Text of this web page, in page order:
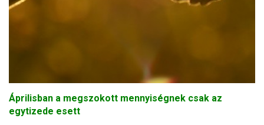
Áprilisban a megszokott mennyiségnek csak az
egytizede esett